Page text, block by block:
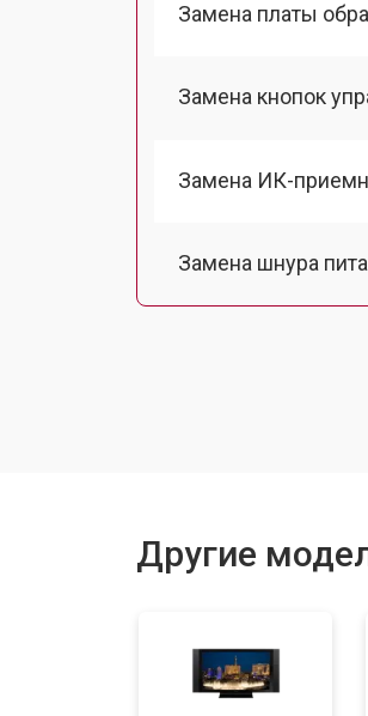
Замена платы
Замена кнопок
Замена ИК-
Замена шнура
Замена модуля Wi-
Другие